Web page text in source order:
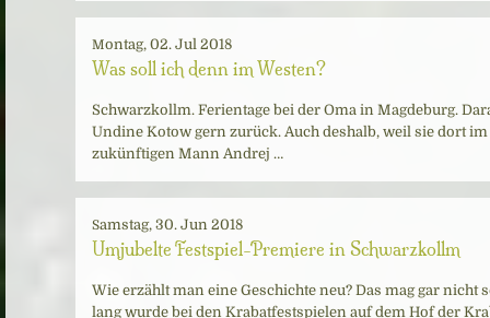
Montag, 02. Jul 2018
Was soll ich denn im Westen?
Schwarzkollm. Ferientage bei der Oma in Magdeburg.
Undine Kotow gern zurück. Auch deshalb, weil sie dort
zukünftigen Mann Andrej …
Samstag, 30. Jun 2018
Umjubelte Festspiel-Premiere in Schwarzkollm
Wie erzählt man eine Geschichte neu? Das mag gar nicht
lang wurde bei den Krabatfestspielen auf dem Hof der